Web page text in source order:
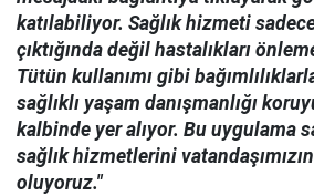
katılabiliyor. Sağlık hizmeti
çıktığında değil hastalıkları
Tütün kullanımı gibi
sağlıklı yaşam danışmanlığı
kalbinde yer alıyor. Bu uygulama
sağlık hizmetlerini
oluyoruz."